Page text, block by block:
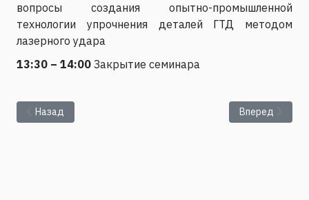
вопросы создания опытно-промышленной
технологии упрочнения деталей ГТД методом
лазерного удара
13:30 – 14:00 Закрытие семинара
Предыдущий: Представление диссертации Лесниковой
Назад Следующий:
Вперед